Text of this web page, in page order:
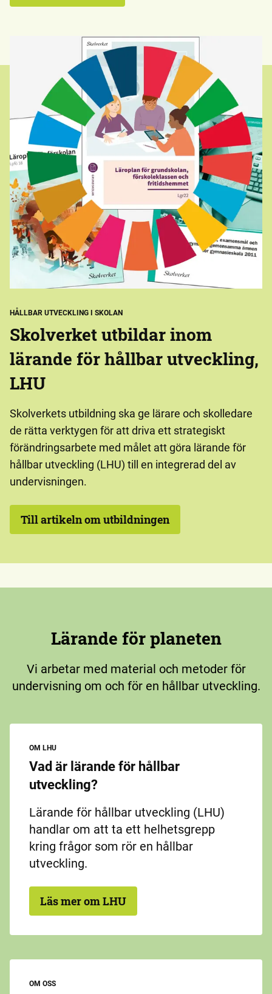
HÅLLBAR UTVECKLING I SKOLAN
Skolverket utbildar inom
lärande för hållbar utveckling,
LHU
Skolverkets utbildning ska ge lärare och skolledare
de rätta verktygen för att driva ett strategiskt
förändringsarbete med målet att göra lärande för
hållbar utveckling (LHU) till en integrerad del av
undervisningen.
Till artikeln om utbildningen
Lärande för planeten
Vi arbetar med material och metoder för
undervisning om och för en hållbar utveckling.
OM LHU
Vad är lärande för hållbar
utveckling?
Lärande för hållbar utveckling (LHU)
handlar om att ta ett helhetsgrepp
kring frågor som rör en hållbar
utveckling.
Läs mer om LHU
OM OSS